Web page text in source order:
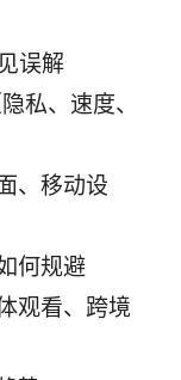
误解
私、速度、
、移动设
何规避
观看、跨境